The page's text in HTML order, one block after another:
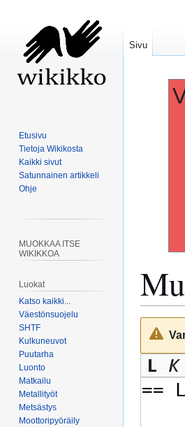
Siirry
Siirry
hakuun
Sivu
Etusivu
Tietoja Wikikosta
Kaikki sivut
Satunnainen artikkeli
Ohje
MUOKKAA ITSE
WIKIKKOA
Luokat
Katso kaikki...
Väestönsuojelu
SHTF
Kulkuneuvot
Puutarha
Luonto
Matkailu
Metallityöt
Metsästys
Moottoripyöräily